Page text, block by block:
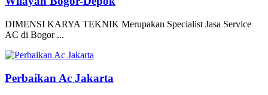
DIMENSI KARYA TEKNIK Merupakan Specialist Jasa Service
AC di Bogor ...
Perbaikan Ac Jakarta